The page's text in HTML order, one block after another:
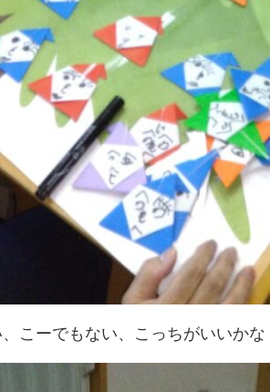
こーでもない、こっちがいいか